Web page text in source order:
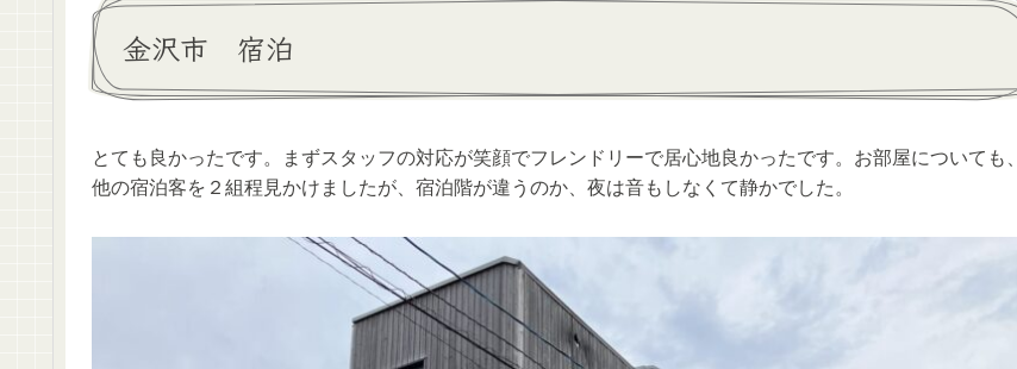
金沢市 宿泊
とても良かったです。まずスタッフの対応が笑顔でフレンドリーで居心地良かったです。お部屋についても、
他の宿泊客を２組程見かけましたが、宿泊階が違うのか、夜は音もしなくて静かでした。